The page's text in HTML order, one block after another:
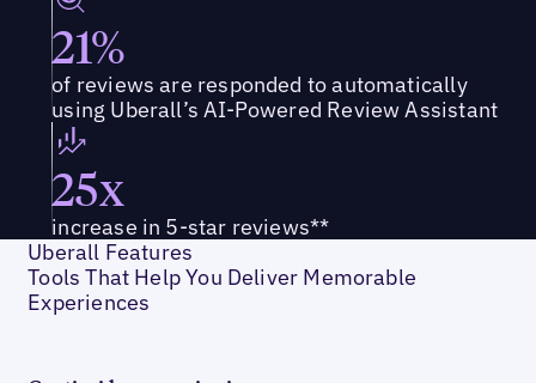
21%
of reviews are responded to automatically
using Uberall’s AI-Powered Review Assistant
25x
increase in 5-star reviews**
Uberall Features
Tools That Help You Deliver Memorable
Experiences